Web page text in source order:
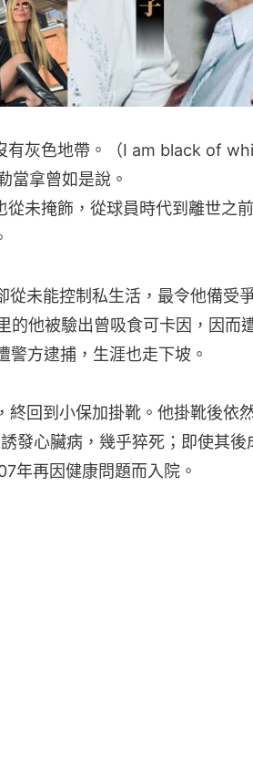
有灰色地帶。（I am black of
當拿曾如是說。
從未掩飾，從球員時代到離世之
從未能控制私生活，最令他備受
的他被驗出曾吸食可卡因，因而
警方逮捕，生涯也走下坡。
終回到小保加掛靴。他掛靴後依
發心臟病，幾乎猝死；即使其後
年再因健康問題而入院。